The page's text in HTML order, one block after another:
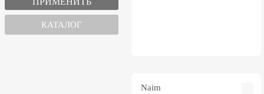
КАТАЛОГ
Naim